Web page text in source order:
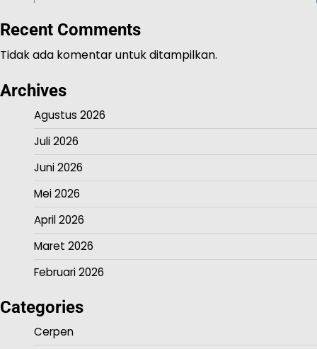
Recent Comments
Tidak ada komentar untuk ditampilkan.
Archives
Agustus 2026
Juli 2026
Juni 2026
Mei 2026
April 2026
Maret 2026
Februari 2026
Categories
Cerpen